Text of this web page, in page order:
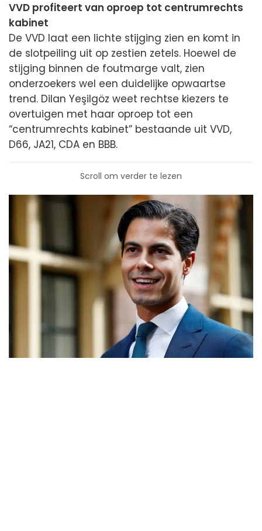
VVD profiteert van oproep tot centrumrechts
kabinet
De VVD laat een lichte stijging zien en komt in
de slotpeiling uit op zestien zetels. Hoewel de
stijging binnen de foutmarge valt, zien
onderzoekers wel een duidelijke opwaartse
trend. Dilan Yeşilgöz weet rechtse kiezers te
overtuigen met haar oproep tot een
“centrumrechts kabinet” bestaande uit VVD,
D66, JA21, CDA en BBB.
Scroll om verder te lezen